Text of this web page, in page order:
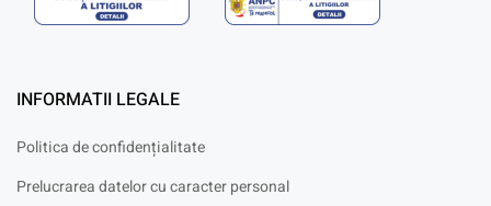
INFORMATII LEGALE
Politica de confidențialitate
Prelucrarea datelor cu caracter personal